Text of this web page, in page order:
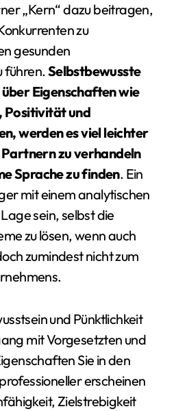
„Kern“ dazu beitragen,
zu
gesunden
führen.Selbstbewusste
Eigenschaften wie
und
werden es viel leichter
zu verhandeln
Sprache zu finden. Ein
mit einem analytischen
sein, selbst die
zu lösen, wenn auch
zumindest nicht zum
und Pünktlichkeit
mit Vorgesetzten und
Sie in den
erscheinen
Zielstrebigkeit